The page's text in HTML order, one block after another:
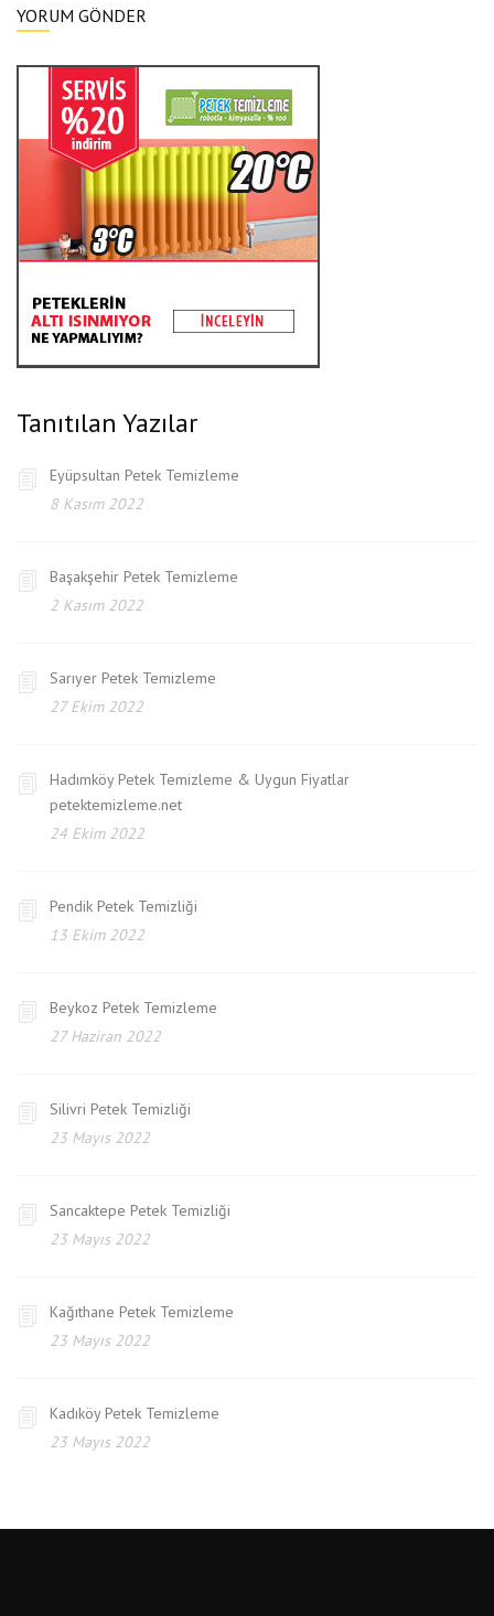
Tanıtılan Yazılar
Eyüpsultan Petek Temizleme
8 Kasım 2022
Başakşehir Petek Temizleme
2 Kasım 2022
Sarıyer Petek Temizleme
27 Ekim 2022
Hadımköy Petek Temizleme & Uygun Fiyatlar
petektemizleme.net
24 Ekim 2022
Pendik Petek Temizliği
13 Ekim 2022
Beykoz Petek Temizleme
27 Haziran 2022
Silivri Petek Temizliği
23 Mayıs 2022
Sancaktepe Petek Temizliği
23 Mayıs 2022
Kağıthane Petek Temizleme
23 Mayıs 2022
Kadıköy Petek Temizleme
23 Mayıs 2022